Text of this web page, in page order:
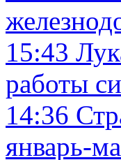
15:43
работы
14:36
январь-